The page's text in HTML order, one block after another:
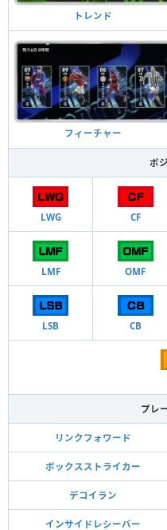
トレンド
フィーチャー
ポ
LWG CF
LMF OMF
LSB CB
プレ
リンクフォワード
ボックスストライカー
デコイラン
インサイドレシーバー